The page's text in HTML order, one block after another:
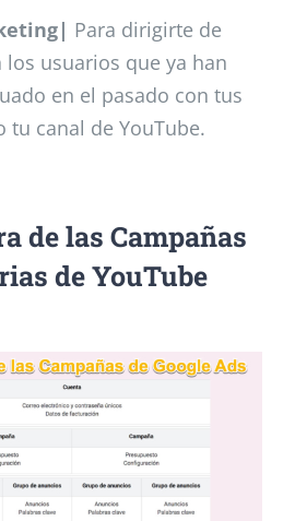
Para dirigirte de
los usuarios que ya han
en el pasado con tus
tu canal de YouTube.
de las Campañas
de YouTube